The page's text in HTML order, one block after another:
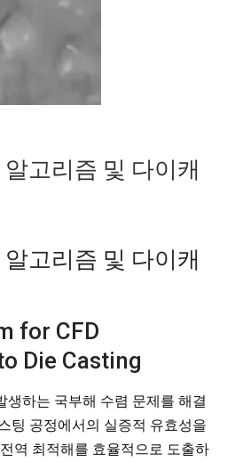
고리즘 및 다이캐
고리즘 및 다이캐
for CFD
Die Casting
생하는 국부해 수렴 문제를 해결
팅 공정에서의 실증적 유효성을
역 최적해를 효율적으로 도출하